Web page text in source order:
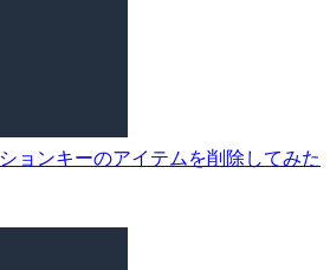
ョンキーのアイテムを削除してみた